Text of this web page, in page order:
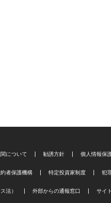
について 勧誘方針 個人情報保
者保護機構 特定投資家制度 犯
法） 外部からの通報窓口 サイ